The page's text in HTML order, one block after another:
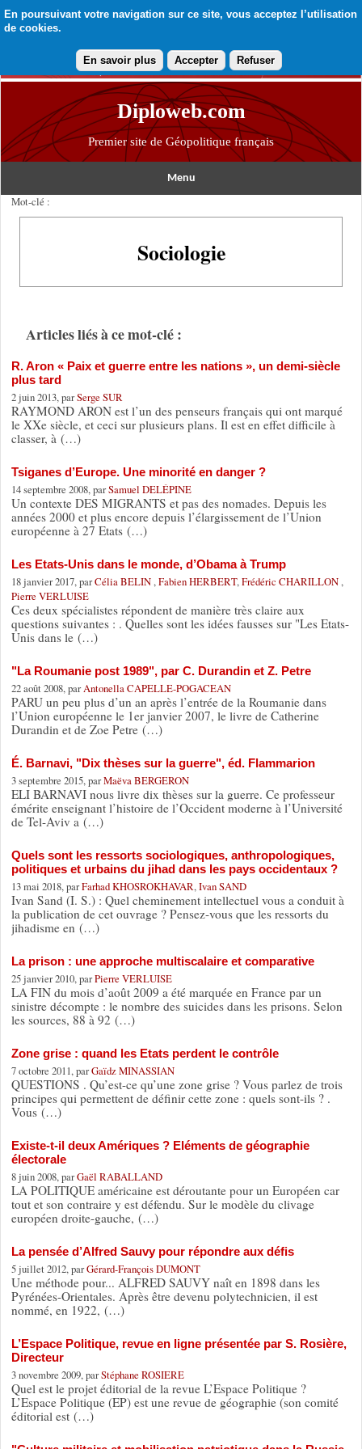
En poursuivant votre navigation sur ce site, vous acceptez l’utilisation
de cookies.
En savoir plus Accepter Refuser
Diploweb.com
Premier site de Géopolitique français
Menu
Mot-clé :
Sociologie
Articles liés à ce mot-clé :
R. Aron « Paix et guerre entre les nations », un demi-siècle
plus tard
2 juin 2013, parSerge SUR
RAYMOND ARON est l’un des penseurs français qui ont marqué
le XXe siècle, et ceci sur plusieurs plans. Il est en effet difficile à
classer, à (…)
Tsiganes d’Europe. Une minorité en danger ?
14 septembre 2008, parSamuel DELÉPINE
Un contexte DES MIGRANTS et pas des nomades. Depuis les
années 2000 et plus encore depuis l’élargissement de l’Union
européenne à 27 Etats (…)
Les Etats-Unis dans le monde, d’Obama à Trump
18 janvier 2017, parCélia BELIN , Fabien HERBERT, Frédéric CHARILLON ,
Pierre VERLUISE
Ces deux spécialistes répondent de manière très claire aux
questions suivantes : . Quelles sont les idées fausses sur "Les Etats-
Unis dans le (…)
"La Roumanie post 1989", par C. Durandin et Z. Petre
22 août 2008, parAntonella CAPELLE-POGACEAN
PARU un peu plus d’un an après l’entrée de la Roumanie dans
l’Union européenne le 1er janvier 2007, le livre de Catherine
Durandin et de Zoe Petre (…)
É. Barnavi, "Dix thèses sur la guerre", éd. Flammarion
3 septembre 2015, parMaëva BERGERON
ELI BARNAVI nous livre dix thèses sur la guerre. Ce professeur
émérite enseignant l’histoire de l’Occident moderne à l’Université
de Tel-Aviv a (…)
Quels sont les ressorts sociologiques, anthropologiques,
politiques et urbains du jihad dans les pays occidentaux ?
13 mai 2018, parFarhad KHOSROKHAVAR, Ivan SAND
Ivan Sand (I. S.) : Quel cheminement intellectuel vous a conduit à
la publication de cet ouvrage ? Pensez-vous que les ressorts du
jihadisme en (…)
La prison : une approche multiscalaire et comparative
25 janvier 2010, parPierre VERLUISE
LA FIN du mois d’août 2009 a été marquée en France par un
sinistre décompte : le nombre des suicides dans les prisons. Selon
les sources, 88 à 92 (…)
Zone grise : quand les Etats perdent le contrôle
7 octobre 2011, parGaïdz MINASSIAN
QUESTIONS . Qu’est-ce qu’une zone grise ? Vous parlez de trois
principes qui permettent de définir cette zone : quels sont-ils ? .
Vous (…)
Existe-t-il deux Amériques ? Eléments de géographie
électorale
8 juin 2008, parGaël RABALLAND
LA POLITIQUE américaine est déroutante pour un Européen car
tout et son contraire y est défendu. Sur le modèle du clivage
européen droite-gauche, (…)
La pensée d’Alfred Sauvy pour répondre aux défis
5 juillet 2012, parGérard-François DUMONT
Une méthode pour... ALFRED SAUVY naît en 1898 dans les
Pyrénées-Orientales. Après être devenu polytechnicien, il est
nommé, en 1922, (…)
L’Espace Politique, revue en ligne présentée par S. Rosière,
Directeur
3 novembre 2009, parStéphane ROSIERE
Quel est le projet éditorial de la revue L’Espace Politique ?
L’Espace Politique (EP) est une revue de géographie (son comité
éditorial est (…)